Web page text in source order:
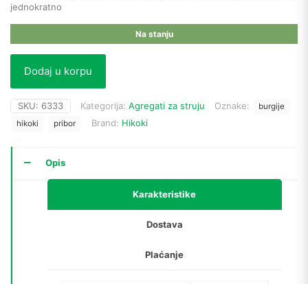
jednokratno
Na stanju
Dodaj u korpu
SKU: 6333 Kategorija: Agregati za struju Oznake:
burgije
hikoki
pribor Brand: Hikoki
Opis
Karakteristike
Dostava
Plaćanje